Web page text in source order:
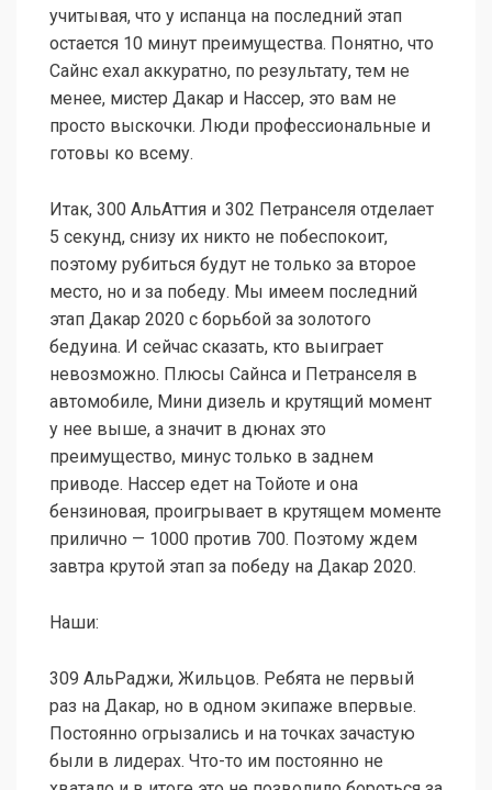
учитывая, что у испанца на последний этап
остается 10 минут преимущества. Понятно, что
Сайнс ехал аккуратно, по результату, тем не
менее, мистер Дакар и Нассер, это вам не
просто выскочки. Люди профессиональные и
готовы ко всему.
Итак, 300 АльАттия и 302 Петранселя отделает
5 секунд, снизу их никто не побеспокоит,
поэтому рубиться будут не только за второе
место, но и за победу. Мы имеем последний
этап Дакар 2020 с борьбой за золотого
бедуина. И сейчас сказать, кто выиграет
невозможно. Плюсы Сайнса и Петранселя в
автомобиле, Мини дизель и крутящий момент
у нее выше, а значит в дюнах это
преимущество, минус только в заднем
приводе. Нассер едет на Тойоте и она
бензиновая, проигрывает в крутящем моменте
прилично — 1000 против 700. Поэтому ждем
завтра крутой этап за победу на Дакар 2020.
Наши:
309 АльРаджи, Жильцов. Ребята не первый
раз на Дакар, но в одном экипаже впервые.
Постоянно огрызались и на точках зачастую
были в лидерах. Что-то им постоянно не